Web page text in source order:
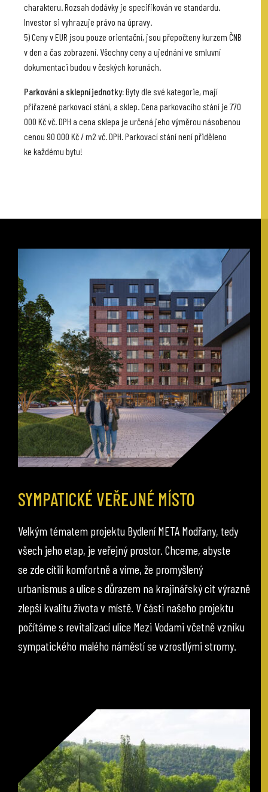
charakteru. Rozsah dodávky je specifikován ve standardu.
Investor si vyhrazuje právo na úpravy.
5) Ceny v EUR jsou pouze orientační, jsou přepočteny kurzem ČNB
v den a čas zobrazení. Všechny ceny a ujednání ve smluvní
dokumentaci budou v českých korunách.
Parkování a sklepní jednotky:Byty dle své kategorie, mají
přiřazené parkovací stání, a sklep. Cena parkovacího stání je 770
000 Kč vč. DPH a cena sklepa je určená jeho výměrou násobenou
cenou 90 000 Kč / m2 vč. DPH. Parkovací stání není přiděleno
ke každému bytu!
SYMPATICKÉ VEŘEJNÉ MÍSTO
Velkým tématem projektu Bydlení META Modřany, tedy
všech jeho etap, je veřejný prostor. Chceme, abyste
se zde cítili komfortně a víme, že promyšlený
urbanismus a ulice s důrazem na krajinářský cit výrazně
zlepší kvalitu života v místě. V části našeho projektu
počítáme s revitalizací ulice Mezi Vodami včetně vzniku
sympatického malého náměstí se vzrostlými stromy.